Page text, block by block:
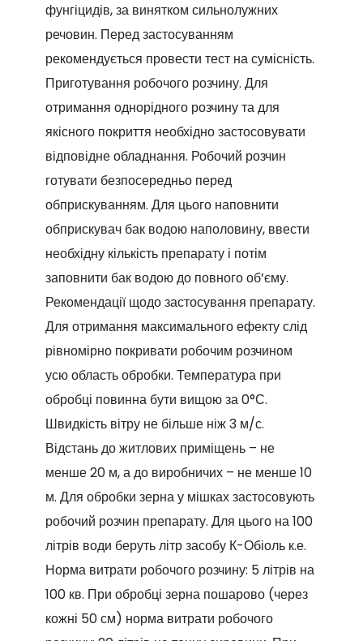
фунгіцидів, за винятком сильнолужних
речовин. Перед застосуванням
рекомендується провести тест на сумісність.
Приготування робочого розчину. Для
отримання однорідного розчину та для
якісного покриття необхідно застосовувати
відповідне обладнання. Робочий розчин
готувати безпосередньо перед
обприскуванням. Для цього наповнити
обприскувач бак водою наполовину, ввести
необхідну кількість препарату і потім
заповнити бак водою до повного об’єму.
Рекомендації щодо застосування препарату.
Для отримання максимального ефекту слід
рівномірно покривати робочим розчином
усю область обробки. Температура при
обробці повинна бути вищою за 0°С.
Швидкість вітру не більше ніж 3 м/с.
Відстань до житлових приміщень – не
менше 20 м, а до виробничих – не менше 10
м. Для обробки зерна у мішках застосовують
робочий розчин препарату. Для цього на 100
літрів води беруть літр засобу К-Обіоль к.е.
Норма витрати робочого розчину: 5 літрів на
100 кв. При обробці зерна пошарово (через
кожні 50 см) норма витрати робочого